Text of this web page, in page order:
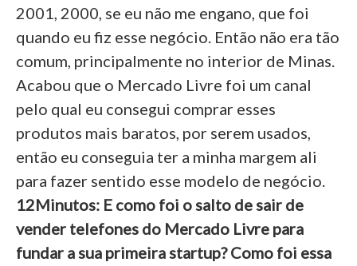
2001, 2000, se eu não me engano, que foi
quando eu fiz esse negócio. Então não era tão
comum, principalmente no interior de Minas.
Acabou que o Mercado Livre foi um canal
pelo qual eu consegui comprar esses
produtos mais baratos, por serem usados,
então eu conseguia ter a minha margem ali
para fazer sentido esse modelo de negócio.
12Minutos: E como foi o salto de sair de
vender telefones do Mercado Livre para
fundar a sua primeira startup? Como foi essa